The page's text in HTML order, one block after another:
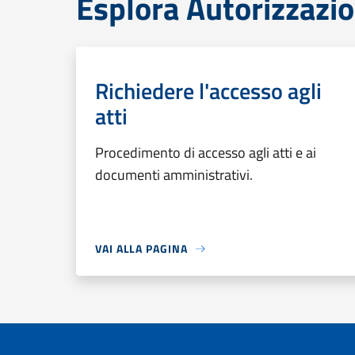
Richiedere l'accesso agli
atti
Procedimento di accesso agli atti e ai
documenti amministrativi.
VAI ALLA PAGINA